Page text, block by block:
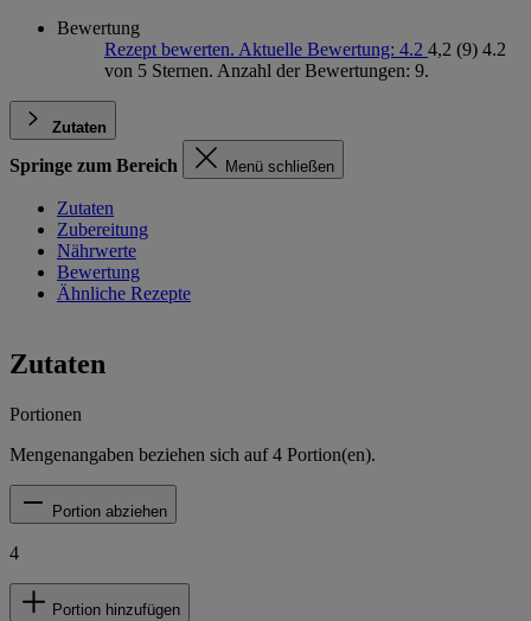
Bewertung
Rezept bewerten. Aktuelle Bewertung: 4.2 4,2 (9) 4.2
von 5 Sternen. Anzahl der Bewertungen: 9.
Zutaten
Springe zum Bereich Menü schließen
Zutaten
Zubereitung
Nährwerte
Bewertung
Ähnliche Rezepte
Zutaten
Portionen
Mengenangaben beziehen sich auf4 Portion(en).
Portion abziehen
4
Portion hinzufügen